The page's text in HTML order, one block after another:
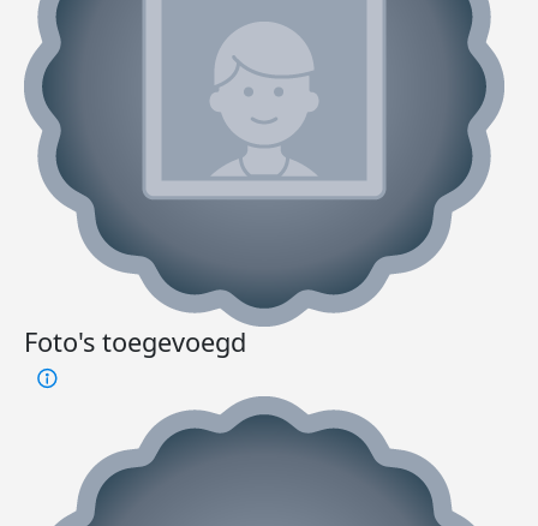
Foto's toegevoegd